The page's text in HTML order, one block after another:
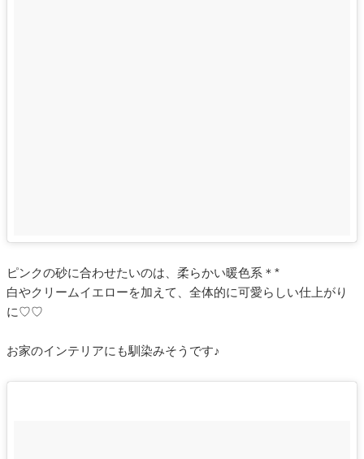
ピンクの砂に合わせたいのは、柔らかい暖色系＊*
白やクリームイエローを加えて、全体的に可愛らしい仕上がり
に♡♡
お家のインテリアにも馴染みそうです♪